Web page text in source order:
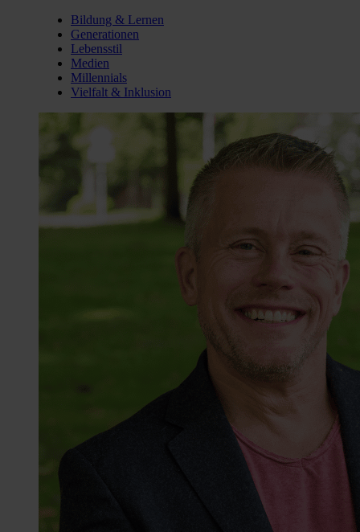
Bildung & Lernen
Generationen
Lebensstil
Medien
Millennials
Vielfalt & Inklusion